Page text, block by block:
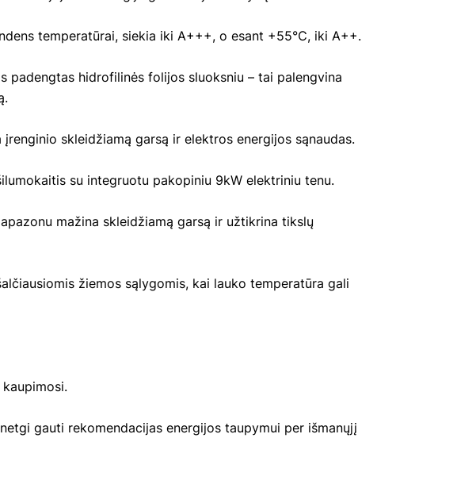
temperatūrai, siekia iki A+++, o esant +55℃, iki A++.
padengtas hidrofilinės folijos sluoksniu – tai palengvina
skleidžiamą garsą ir elektros energijos sąnaudas.
su integruotu pakopiniu 9kW elektriniu tenu.
mažina skleidžiamą garsą ir užtikrina tikslų
žiemos sąlygomis, kai lauko temperatūra gali
gauti rekomendacijas energijos taupymui per išmanųjį